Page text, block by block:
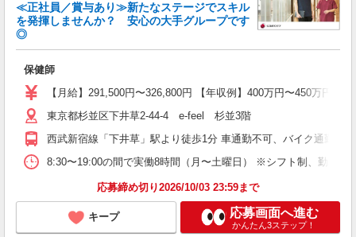
≪正社員／賞与あり≫新たなステージでスキル
を発揮しませんか？ 安心の大手グループです
◎
保健師
【月給】291,500円〜326,800円 【年収例】400万円〜450万円
東京都杉並区下井草2-44-4 e-feel 杉並3階
西武新宿線「下井草」駅より徒歩1分 車通勤不可、バイク通勤応
8:30〜19:00の間で実働8時間（月〜土曜日） ※シフト制、勤務時
応募締め切り2026/10/03 23:59まで
キープ 応募画面へ進む
かんたん3ステップ！